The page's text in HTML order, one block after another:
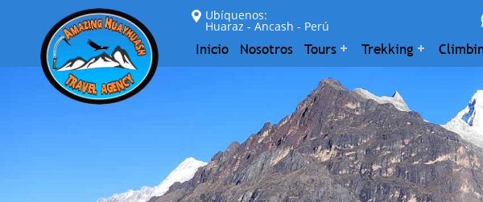
Ubíquenos:
Huaraz - Ancash - Perú
Inicio Nosotros Tours Trekking